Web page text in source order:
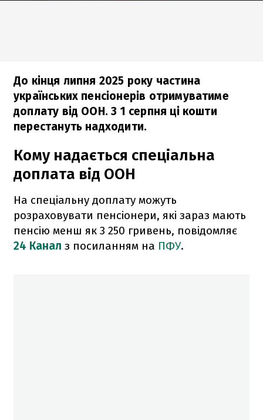
До кінця липня 2025 року частина
українських пенсіонерів отримуватиме
доплату від ООН. З 1 серпня ці кошти
перестануть надходити.
Кому надається спеціальна
доплата від ООН
На спеціальну доплату можуть
розраховувати пенсіонери, які зараз мають
пенсію менш як 3 250 гривень, повідомляє
24 Канал з посиланням на ПФУ.